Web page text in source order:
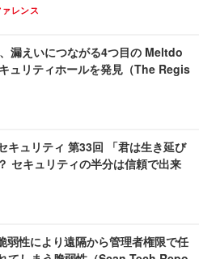
レンス
漏えいにつながる4つ目の Meltdo
ュリティホールを発見（The Regis
キュリティ 第33回 「君は生き延び
セキュリティの半分は信頼で出来
弱性により遠隔から管理者権限で任